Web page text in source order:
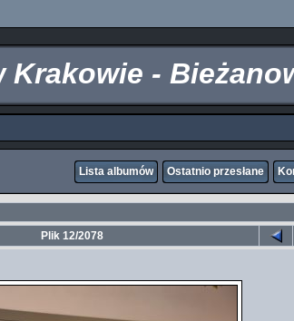
Krakowie -
Lista albumów Ostatnio przesłane
Plik 12/2078